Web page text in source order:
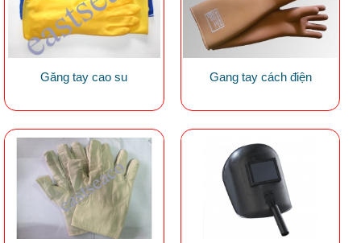
Găng tay cao su Gang tay cách điện